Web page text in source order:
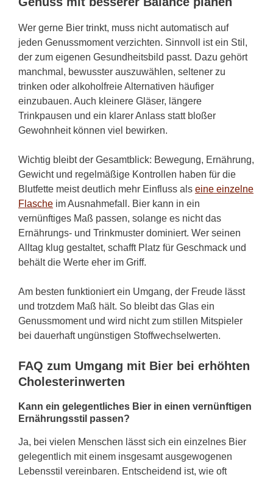
Wer gerne Bier trinkt, muss nicht automatisch auf
jeden Genussmoment verzichten. Sinnvoll ist ein Stil,
der zum eigenen Gesundheitsbild passt. Dazu gehört
manchmal, bewusster auszuwählen, seltener zu
trinken oder alkoholfreie Alternativen häufiger
einzubauen. Auch kleinere Gläser, längere
Trinkpausen und ein klarer Anlass statt bloßer
Gewohnheit können viel bewirken.
Wichtig bleibt der Gesamtblick: Bewegung, Ernährung,
Gewicht und regelmäßige Kontrollen haben für die
Blutfette meist deutlich mehr Einfluss als eine einzelne
Flasche im Ausnahmefall. Bier kann in ein
vernünftiges Maß passen, solange es nicht das
Ernährungs- und Trinkmuster dominiert. Wer seinen
Alltag klug gestaltet, schafft Platz für Geschmack und
behält die Werte eher im Griff.
Am besten funktioniert ein Umgang, der Freude lässt
und trotzdem Maß hält. So bleibt das Glas ein
Genussmoment und wird nicht zum stillen Mitspieler
bei dauerhaft ungünstigen Stoffwechselwerten.
FAQ zum Umgang mit Bier bei erhöhten
Cholesterinwerten
Kann ein gelegentliches Bier in einen vernünftigen
Ernährungsstil passen?
Ja, bei vielen Menschen lässt sich ein einzelnes Bier
gelegentlich mit einem insgesamt ausgewogenen
Lebensstil vereinbaren. Entscheidend ist, wie oft